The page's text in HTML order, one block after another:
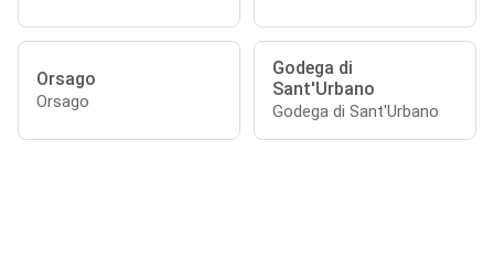
Orsago
Orsago
Godega di
Sant'Urbano
Godega di Sant'Urbano